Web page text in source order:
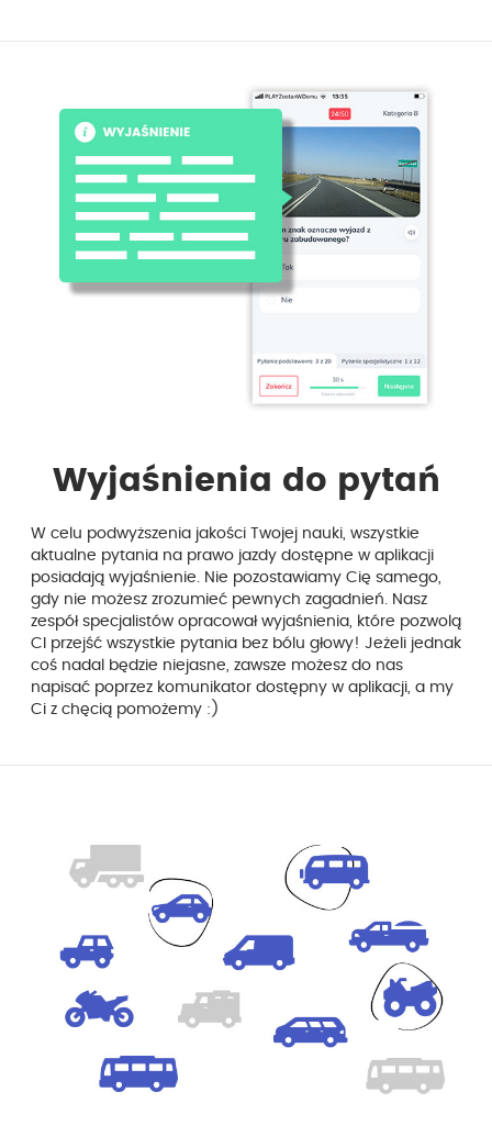
Wyjaśnienia do pytań
W celu podwyższenia jakości Twojej nauki, wszystkie
aktualne pytania na prawo jazdy dostępne w aplikacji
posiadają wyjaśnienie. Nie pozostawiamy Cię samego,
gdy nie możesz zrozumieć pewnych zagadnień. Nasz
zespół specjalistów opracował wyjaśnienia, które pozwolą
CI przejść wszystkie pytania bez bólu głowy! Jeżeli jednak
coś nadal będzie niejasne, zawsze możesz do nas
napisać poprzez komunikator dostępny w aplikacji, a my
Ci z chęcią pomożemy :)